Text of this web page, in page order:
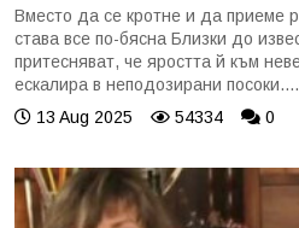
Вместо да се кротне и да приеме
става все по-бясна Близки до
притесняват, че яростта й към
ескалира в неподозирани посоки....
13 Aug 2025
54334 0